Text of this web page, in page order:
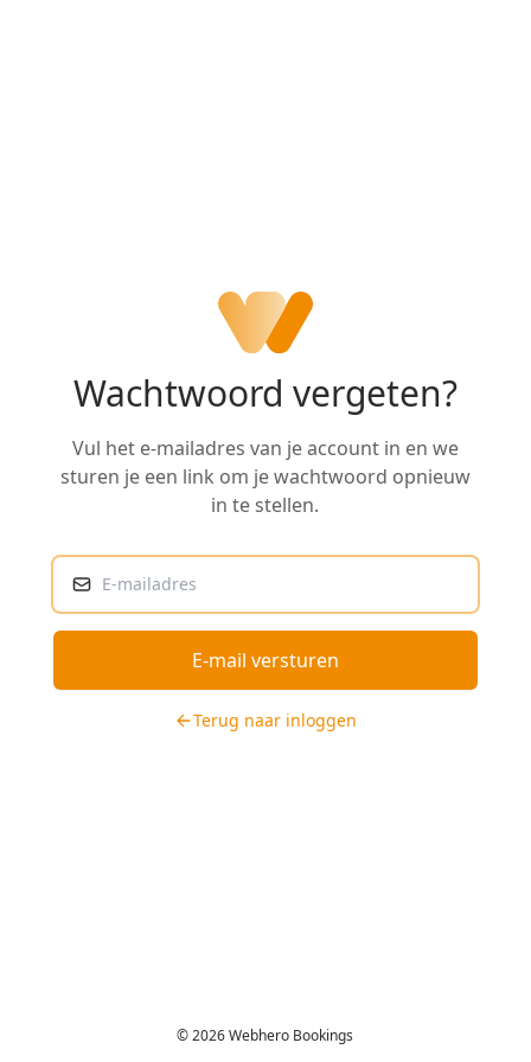
Wachtwoord vergeten?
Vul het e-mailadres van je account in en we
sturen je een link om je wachtwoord opnieuw
in te stellen.
E-mail versturen
Terug naar inloggen
© 2026 Webhero Bookings